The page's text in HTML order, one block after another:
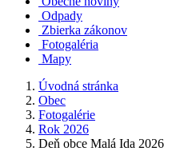
Odpady
Zbierka zákonov
Fotogaléria
Mapy
Úvodná stránka
Obec
Fotogalérie
Rok 2026
Deň obce Malá Ida 2026